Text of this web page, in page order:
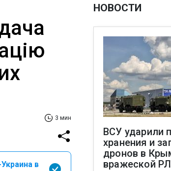
3 мин
в
НОВОСТИ
ВСУ ударили
хранения и
дронов в
вражеской